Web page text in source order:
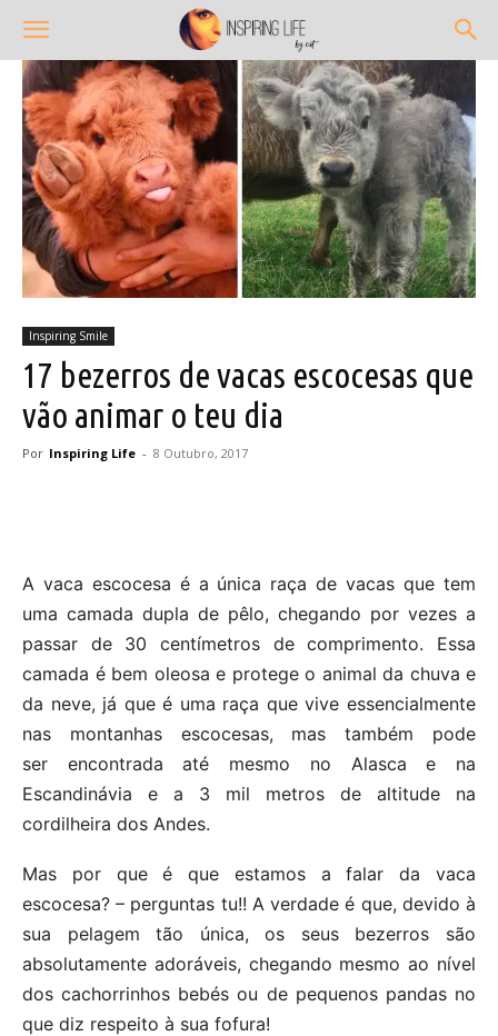
Inspiring Smile
17 bezerros de vacas escocesas que
vão animar o teu dia
Por Inspiring Life - 8 Outubro, 2017
A vaca escocesa é a única raça de vacas que tem
uma camada dupla de pêlo, chegando por vezes a
passar de 30 centímetros de comprimento. Essa
camada é bem oleosa e protege o animal da chuva e
da neve, já que é uma raça que vive essencialmente
nas montanhas escocesas, mas também pode
ser encontrada até mesmo no Alasca e na
Escandinávia e a 3 mil metros de altitude na
cordilheira dos Andes.
Mas por que é que estamos a falar da vaca
escocesa? – perguntas tu!! A verdade é que, devido à
sua pelagem tão única, os seus bezerros são
absolutamente adoráveis, chegando mesmo ao nível
dos cachorrinhos bebés ou de pequenos pandas no
que diz respeito à sua fofura!